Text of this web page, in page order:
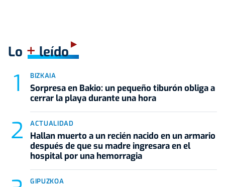
Lo +leído
BIZKAIA
Sorpresa en Bakio: un pequeño tiburón obliga a
cerrar la playa durante una hora
ACTUALIDAD
Hallan muerto a un recién nacido en un armario
después de que su madre ingresara en el
hospital por una hemorragia
GIPUZKOA